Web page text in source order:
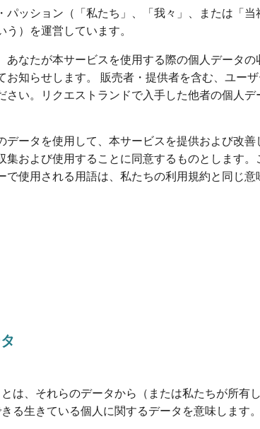
パッション（「私たち」、「我々」、または「
う）を運営しています。
あなたが本サービスを使用する際の個人データ
お知らせします。 販売者・提供者を含む、ユー
さい。リクエストランドで入手した他者の個人
データを使用して、本サービスを提供および改
集および使用することに同意するものとします
で使用される用語は、私たちの利用規約と同じ意
は、それらのデータから（または私たちが所有
る生きている個人に関するデータを意味します。